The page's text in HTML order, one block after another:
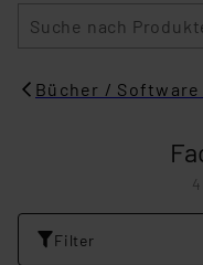
Bücher /
Filter